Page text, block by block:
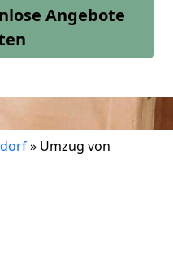
Angebote
» Umzug von